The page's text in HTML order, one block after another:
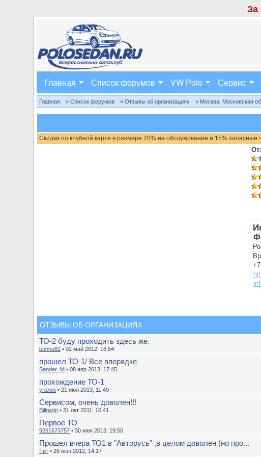
За
Главная Список форумов VW Polo Сервис
Главная » Список форумов » Отзывы об организациях » Москва, Московская
Скидка по клубной карте в размере 20% на обслуживание и 15%
ОТЗЫВЫ ОБ ОРГАНИЗАЦИЯХ
ТО-2 буду проходить здесь же.
buhhu82 • 02 май 2012, 16:54
прошел ТО-1/ Все впорядке
Sander_M • 08 апр 2013, 17:45
прохождение ТО-1
уголек • 21 июл 2013, 11:49
Сервисом, очень доволен!!!
Billrazin • 31 окт 2011, 10:41
Первое ТО
9261673757 • 30 июн 2013, 19:50
Прошел вчера ТО1 в "Авторусь" ,в целом доволен (но про...
Тит • 26 июн 2012, 14:17